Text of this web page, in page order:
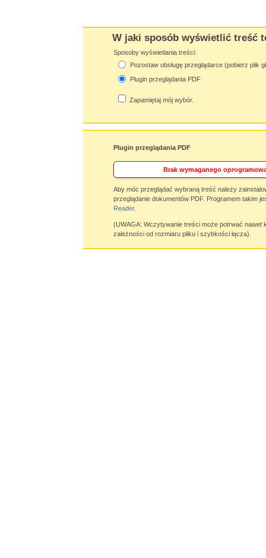
W jaki sposób wyświetlić treść
Sposoby wyświetlania treści:
Pozostaw obsługę przeglądarce (pobierz plik
Plugin przeglądania PDF
Zapamiętaj mój wybór.
Plugin przeglądania PDF
Brak wymaganego
Aby móc przeglądać wybraną treść należy
przeglądanie dokumentów PDF. Programem takim
Reader.
(UWAGA: Wczytywanie treści może potrwać nawet
zależności od rozmiaru pliku i szybkości łącza).